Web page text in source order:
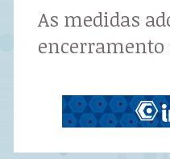
As medidas
encerramento